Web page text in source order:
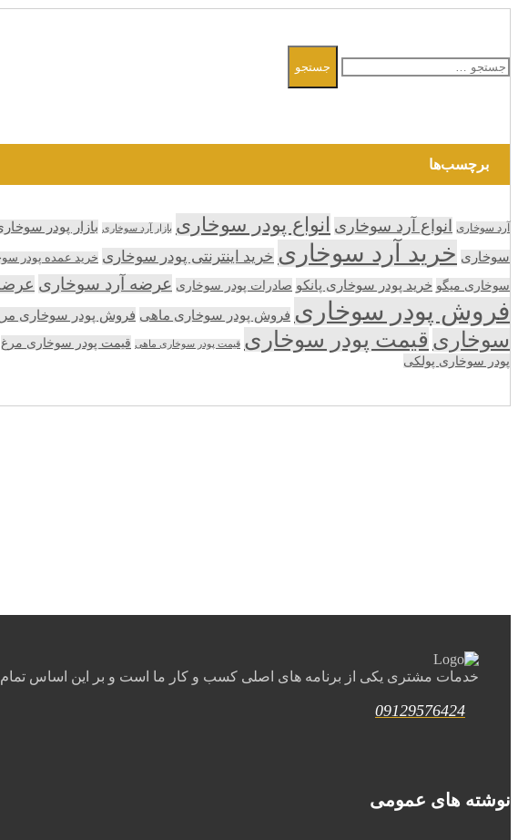
برای:
جستجو
برچسب‌ها
آرد سوخاری انواع آرد سوخاری انواع پودر سوخاری بازار آرد سوخاری بازار پودر
سوخاری خرید آرد سوخاری خرید اینترنتی پودر سوخاری خرید عمده پودر
سوخاری میگو خرید پودر سوخاری پانکو صادرات پودر سوخاری عرضه آرد سوخاری
فروش پودر سوخاری فروش پودر سوخاری ماهی فروش پودر سوخاری
سوخاری قیمت پودر سوخاری قیمت پودر سوخاری ماهی قیمت پودر سوخاری مرغ
پودر سوخاری پولکی
خدمات مشتری یکی از برنامه های اصلی کسب و کار ما است و بر این اساس
09129576424
نوشته های عمومی